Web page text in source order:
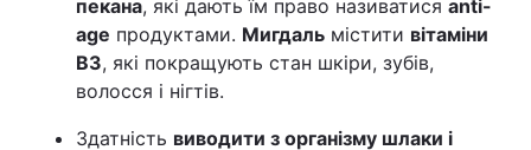
пекана, які дають їм право називатися anti-
age продуктами. Мигдаль містити вітаміни
В3, які покращують стан шкіри, зубів,
волосся і нігтів.
Здатність виводити з організму шлаки і